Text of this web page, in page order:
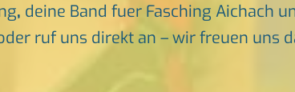
, deine Band fuer Fasching Aichach
ruf uns direkt an – wir freuen uns